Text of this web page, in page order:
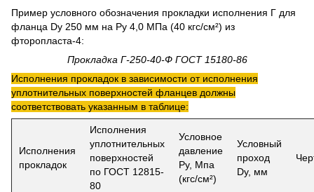
Пример условного обозначения прокладки исполнения Г для
фланца Dу 250 мм на Ру 4,0 МПа (40 кгс/см²) из
фторопласта-4:
Прокладка Г-250-40-Ф ГОСТ 15180-86
Исполнения прокладок в зависимости от исполнения
уплотнительных поверхностей фланцев должны
соответствовать указанным в таблице:
Исполнения
прокладок
Исполнения
уплотнительных
поверхностей
по ГОСТ 12815-
80
Условное
давление
Ру, Мпа
(кгс/см²)
Условный
проход
Dу, мм